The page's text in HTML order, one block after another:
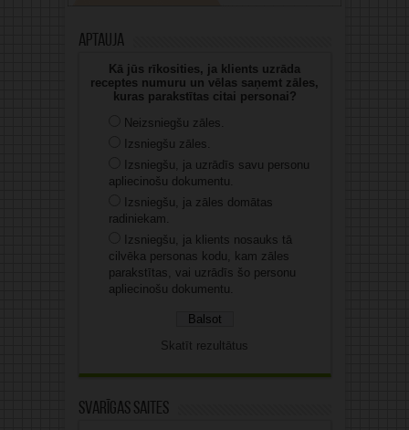
Aptauja
Kā jūs rīkosities, ja klients uzrāda
receptes numuru un vēlas saņemt zāles,
kuras parakstītas citai personai?
Neizsniegšu zāles.
Izsniegšu zāles.
Izsniegšu, ja uzrādīs savu personu
apliecinošu dokumentu.
Izsniegšu, ja zāles domātas
radiniekam.
Izsniegšu, ja klients nosauks tā
cilvēka personas kodu, kam zāles
parakstītas, vai uzrādīs šo personu
apliecinošu dokumentu.
Skatīt rezultātus
Svarīgas saites